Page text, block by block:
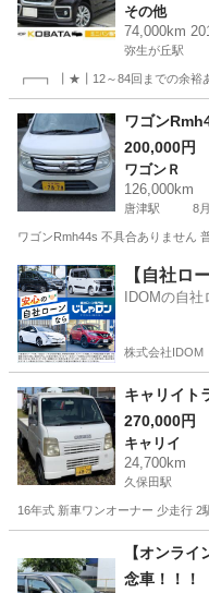
その他
74,000km
弥生が丘駅
┏━┓ ┃★┃12～84回までの余裕
佐賀 鳥栖市 弥生が丘駅
ワゴン
200,000円
ワゴンＲ
126,000km
唐津駅 8
ワゴンRmh44s 不具合ありません
佐賀 唐津市 唐津駅
【自社ロ
IDOMの自
株式会社IDOM
キャリイト
270,000円
キャリイ
24,700km
久保田駅
16年式 新車ワンオーナー 少走行
久保田駅
【オンラ
念車！！！